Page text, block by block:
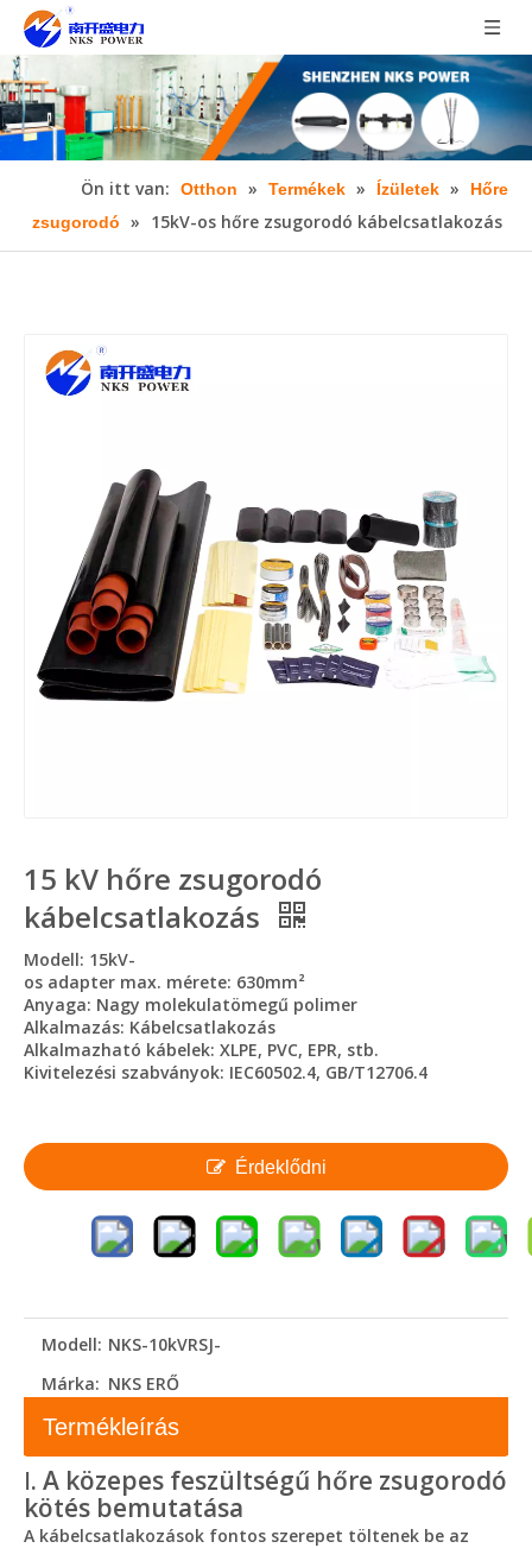
Ön itt van: Otthon » Termékek » Ízületek »
Hőre
zsugorodó
» 15kV-os hőre zsugorodó kábelcsatlakozás
15 kV hőre zsugorodó
kábelcsatlakozás
Modell: 15kV-
os adapter max. mérete: 630mm²
Anyaga: Nagy molekulatömegű polimer
Alkalmazás: Kábelcsatlakozás
Alkalmazható kábelek: XLPE, PVC, EPR, stb.
Kivitelezési szabványok: IEC60502.4, GB/T12706.4
Érdeklődni
Modell: NKS-10kVRSJ-
Márka: NKS ERŐ
Termékleírás
Ⅰ. A közepes feszültségű hőre zsugorodó
kötés bemutatása
A kábelcsatlakozások fontos szerepet töltenek be az